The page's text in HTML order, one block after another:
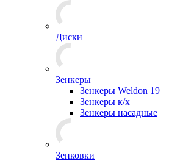
Диски
Зенкеры
Зенкеры Weldon 19
Зенкеры к/х
Зенкеры насадные
Зенковки